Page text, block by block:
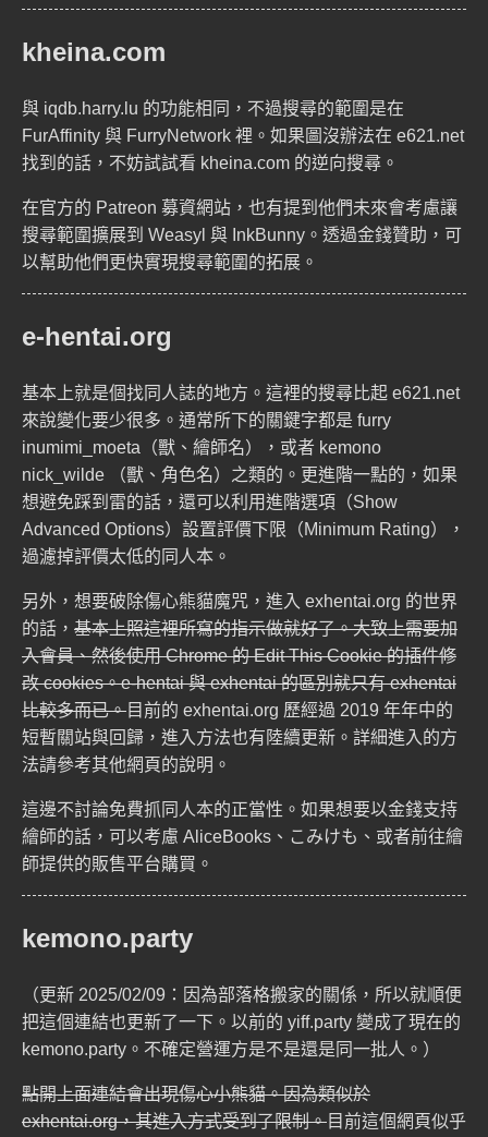
kheina.com
與 iqdb.harry.lu 的功能相同，不過搜尋的範圍是在
FurAffinity 與 FurryNetwork 裡。如果圖沒辦法在 e621.net
找到的話，不妨試試看 kheina.com 的逆向搜尋。
在官方的 Patreon 募資網站 ，也有提到他們未來會考慮讓
搜尋範圍擴展到 Weasyl 與 InkBunny。透過金錢贊助，可
以幫助他們更快實現搜尋範圍的拓展。
e-hentai.org
基本上就是個找同人誌的地方。這裡的搜尋比起 e621.net
來說變化要少很多。通常所下的關鍵字都是 furry
inumimi_moeta （獸、繪師名），或者 kemono
nick_wilde （獸、角色名）之類的。更進階一點的，如果
想避免踩到雷的話，還可以利用進階選項（Show
Advanced Options）設置評價下限（Minimum Rating），
過濾掉評價太低的同人本。
另外，想要破除傷心熊貓魔咒 ，進入 exhentai.org 的世界
的話， 基本上照這裡所寫的指示做就好了。大致上需要加
入會員、然後使用 Chrome 的 Edit This Cookie 的插件修
改 cookies。e-hentai 與 exhentai 的區別就只有 exhentai
比較多而已。目前的 exhentai.org 歷經過 2019 年年中的
短暫關站與回歸，進入方法也有陸續更新。詳細進入的方
法請參考其他網頁的說明。
這邊不討論免費抓同人本的正當性。如果想要以金錢支持
繪師的話，可以考慮 AliceBooks 、 こみけも 、或者前往繪
師提供的販售平台購買。
kemono.party
（更新 2025/02/09：因為部落格搬家的關係，所以就順便
把這個連結也更新了一下。以前的 yiff.party 變成了現在的
kemono.party。不確定營運方是不是還是同一批人。）
點開上面連結會出現傷心小熊貓。因為類似於
exhentai.org，其進入方式受到了限制。目前這個網頁似乎